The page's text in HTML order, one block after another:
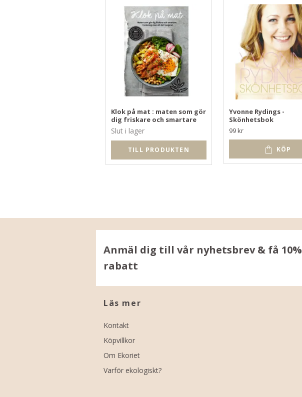
Klok på mat : maten som gör
dig friskare och smartare
Slut i lager
TILL PRODUKTEN
Yvonne Rydings -
Skönhetsbok
99 kr
KÖP
Anmäl dig till vår nyhetsbrev & få 10%
rabatt
Läs mer
Kontakt
Köpvillkor
Om Ekoriet
Varför ekologiskt?